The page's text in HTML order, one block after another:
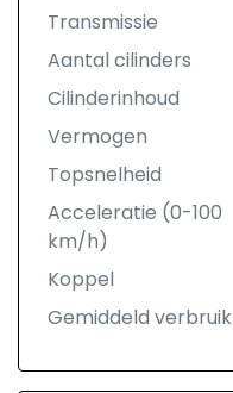
Transmissie
Aantal cilinders
Cilinderinhoud
Vermogen
Topsnelheid
Acceleratie (0-100
km/h)
Koppel
Gemiddeld verbruik